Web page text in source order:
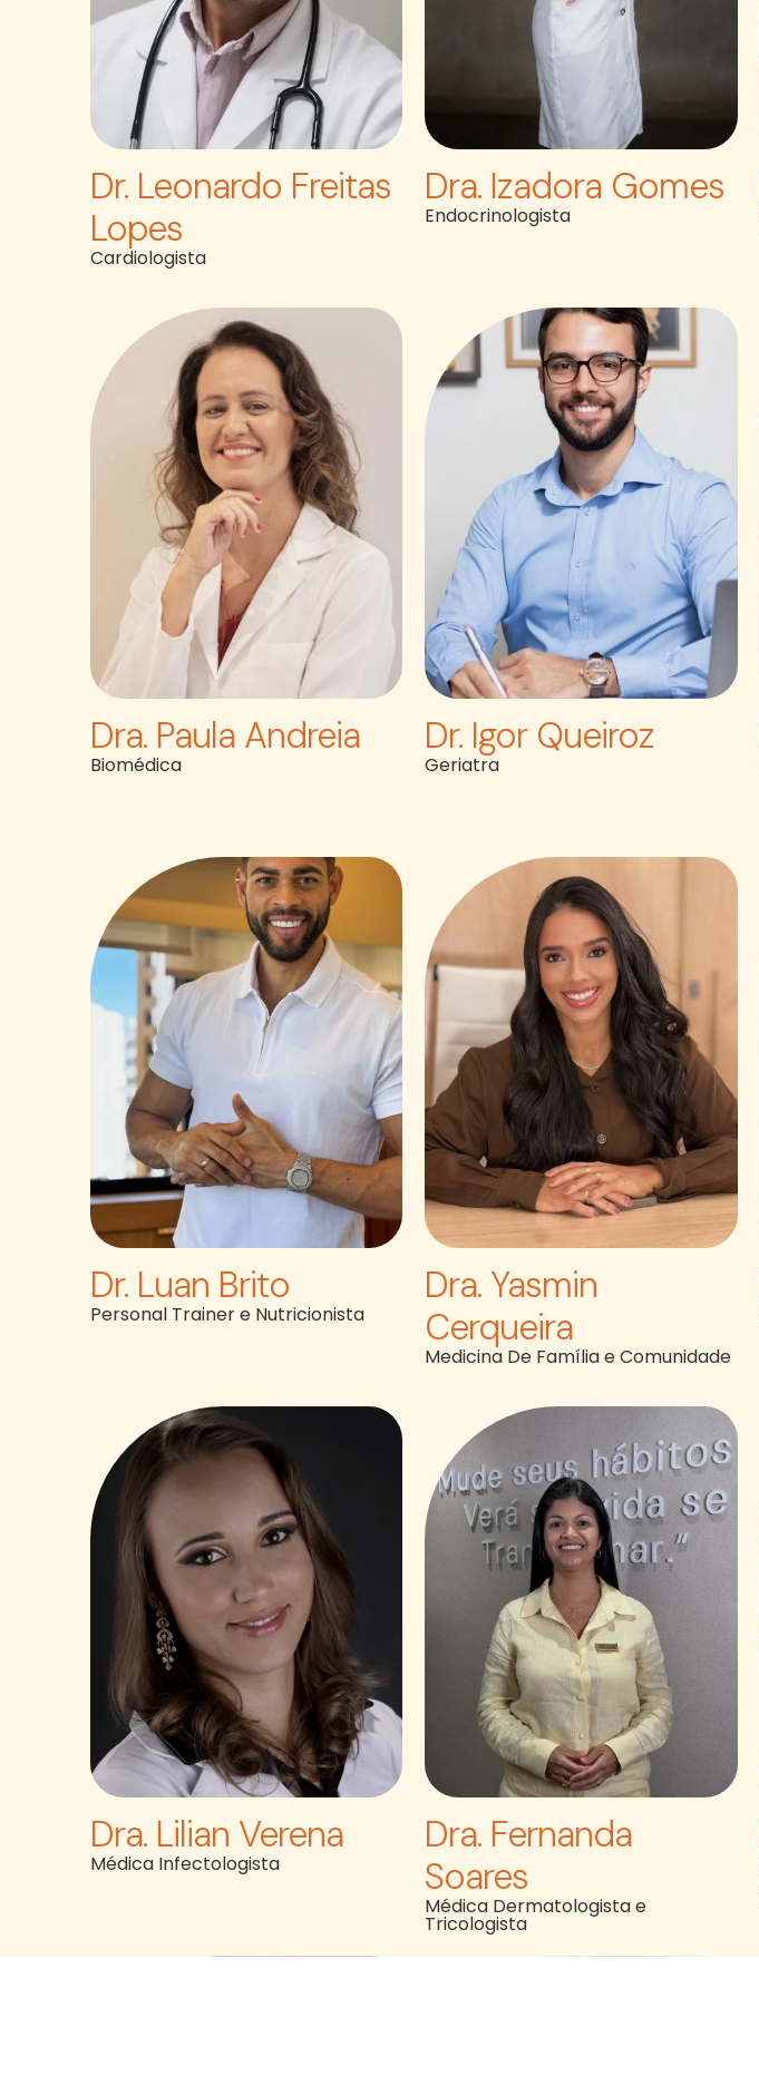
Dr. Leonardo Freitas
Lopes
Cardiologista
Dra. Izadora Gomes
Endocrinologista
Dra. Paula Andreia
Biomédica
Dr. Igor Queiroz
Geriatra
Dr. Luan Brito
Personal Trainer e Nutricionista
Dra. Yasmin
Cerqueira
Medicina De Família e Comunidade
Dra. Lilian Verena
Médica Infectologista
Dra. Fernanda
Soares
Médica Dermatologista e
Tricologista